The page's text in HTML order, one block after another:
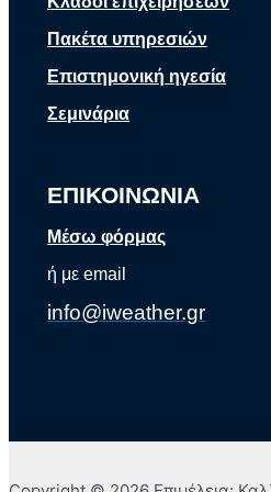
Πακέτα υπηρεσιών
Επιστημονική ηγεσία
Σεμινάρια
ΕΠΙΚΟΙΝΩΝΙΑ
Μέσω φόρμας
ή με email
info@iweather.gr